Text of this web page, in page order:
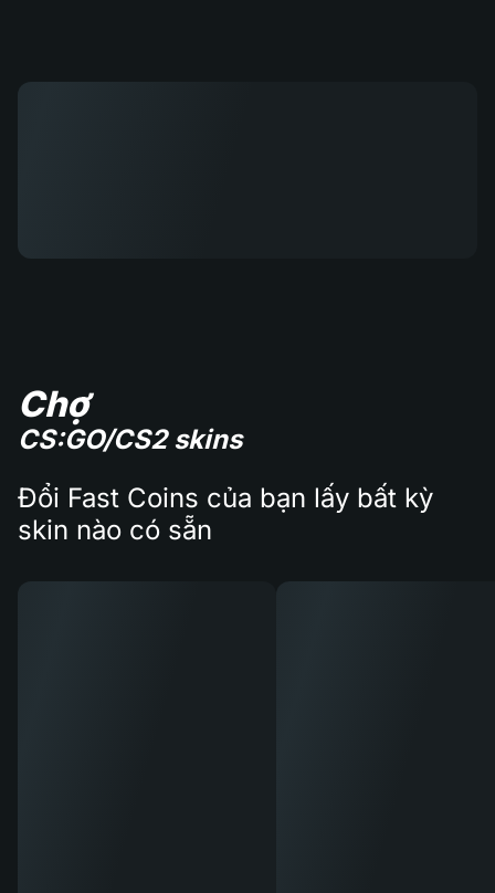
Chợ
CS:GO/CS2 skins
Đổi Fast Coins của bạn lấy bất kỳ
skin nào có sẵn